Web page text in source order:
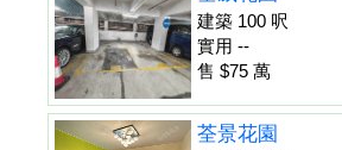
建築 100 呎
實用 --
售 $75 萬
荃景花園